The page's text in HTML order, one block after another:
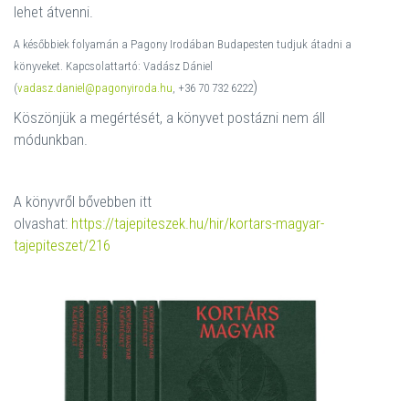
lehet átvenni.
A későbbiek folyamán a Pagony Irodában Budapesten tudjuk átadni a
könyveket. Kapcsolattartó: Vadász Dániel
(vadasz.daniel@pagonyiroda.hu, +36 70 732 6222)
Köszönjük a megértését, a könyvet postázni nem áll
módunkban.
A könyvről bővebben itt
olvashat: https://tajepiteszek.hu/hir/kortars-magyar-
tajepiteszet/216